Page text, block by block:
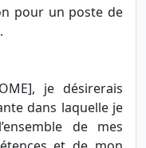
pour un poste de
je désirerais
dans laquelle je
de mes